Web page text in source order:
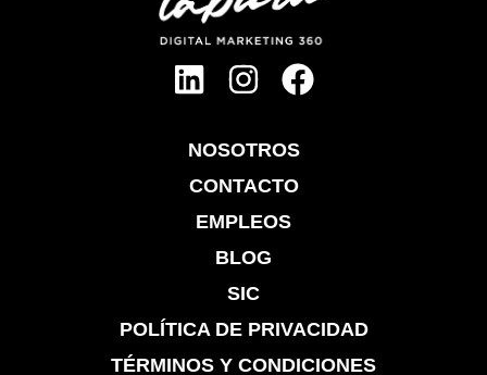
NOSOTROS
CONTACTO
EMPLEOS
BLOG
SIC
POLÍTICA DE PRIVACIDAD
TÉRMINOS Y CONDICIONES